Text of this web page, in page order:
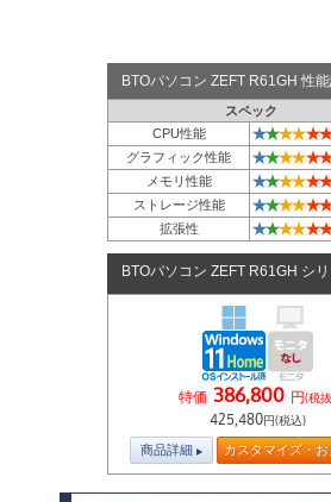
BTOパソコン ZEFT R61GH 性
スペック
CPU性能
★★★★★★
グラフィック性能 ★★★★★★
メモリ性能 ★★★★★★
ストレージ性能 ★★★★★★
拡張性 ★★★★★★
BTOパソコン ZEFT R61GH シ
特価 386,800 円(税
425,480円(税込)
商品詳細 カスタマイズ・